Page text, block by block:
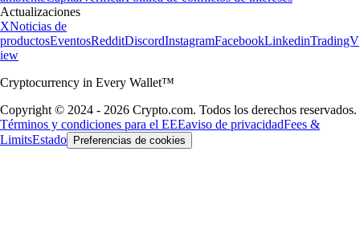
Actualizaciones
XNoticias de
productosEventosRedditDiscordInstagramFacebookLinkedinTradingV
iew
Cryptocurrency in Every Wallet™
Copyright © 2024 - 2026 Crypto.com. Todos los derechos reservados.
Términos y condiciones para el EEEaviso de privacidadFees &
LimitsEstado Preferencias de cookies